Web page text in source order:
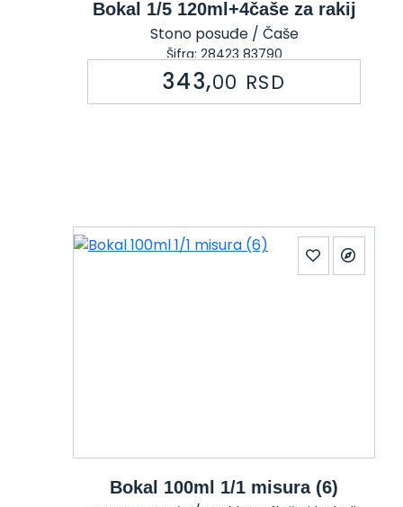
Bokal 1/5 120ml+4čaše za rakij
Stono posuđe / Čaše
Šifra: 28423 83790
343,00 RSD
Bokal 100ml 1/1 misura (6)